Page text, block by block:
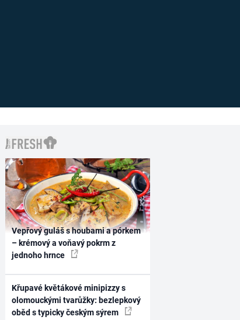
Vepřový guláš s houbami a pórkem
– krémový a voňavý pokrm z
jednoho hrnce
Křupavé květákové minipizzy s
olomouckými tvarůžky: bezlepkový
oběd s typicky českým sýrem